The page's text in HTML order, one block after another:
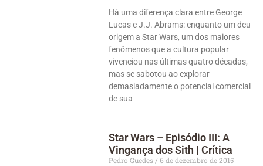
Há uma diferença clara entre George
Lucas e J.J. Abrams: enquanto um deu
origem a Star Wars, um dos maiores
fenômenos que a cultura popular
vivenciou nas últimas quatro décadas,
mas se sabotou ao explorar
demasiadamente o potencial comercial
de sua
Star Wars – Episódio III: A
Vingança dos Sith | Crítica
Pedro Guedes
6 de dezembro de 2015